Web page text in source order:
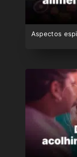
Aspectos